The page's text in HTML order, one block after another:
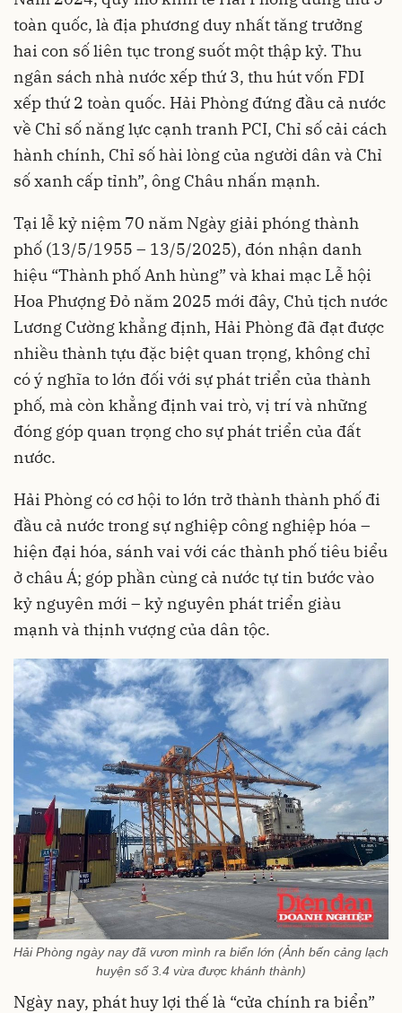
toàn quốc, là địa phương duy nhất tăng trưởng
hai con số liên tục trong suốt một thập kỷ. Thu
ngân sách nhà nước xếp thứ 3, thu hút vốn FDI
xếp thứ 2 toàn quốc. Hải Phòng đứng đầu cả nước
về Chỉ số năng lực cạnh tranh PCI, Chỉ số cải cách
hành chính, Chỉ số hài lòng của người dân và Chỉ
số xanh cấp tỉnh”, ông Châu nhấn mạnh.
Tại lễ kỷ niệm 70 năm Ngày giải phóng thành
phố (13/5/1955 – 13/5/2025), đón nhận danh
hiệu “Thành phố Anh hùng” và khai mạc Lễ hội
Hoa Phượng Đỏ năm 2025 mới đây, Chủ tịch nước
Lương Cường khẳng định, Hải Phòng đã đạt được
nhiều thành tựu đặc biệt quan trọng, không chỉ
có ý nghĩa to lớn đối với sự phát triển của thành
phố, mà còn khẳng định vai trò, vị trí và những
đóng góp quan trọng cho sự phát triển của đất
nước.
Hải Phòng có cơ hội to lớn trở thành thành phố đi
đầu cả nước trong sự nghiệp công nghiệp hóa –
hiện đại hóa, sánh vai với các thành phố tiêu biểu
ở châu Á; góp phần cùng cả nước tự tin bước vào
kỷ nguyên mới – kỷ nguyên phát triển giàu
mạnh và thịnh vượng của dân tộc.
Hải Phòng ngày nay đã vươn mình ra biển lớn (Ảnh bến cảng lạch
huyện số 3.4 vừa được khánh thành)
Ngày nay, phát huy lợi thế là “cửa chính ra biển”